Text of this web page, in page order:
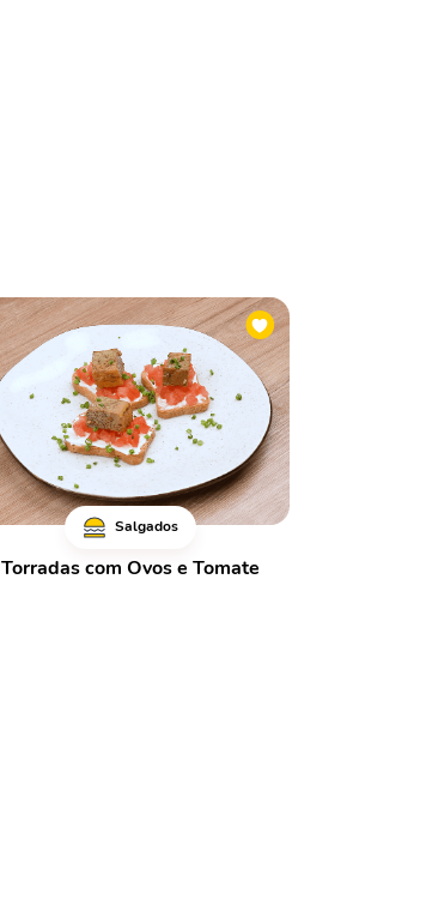
Salgados
Torradas com Ovos e Tomate